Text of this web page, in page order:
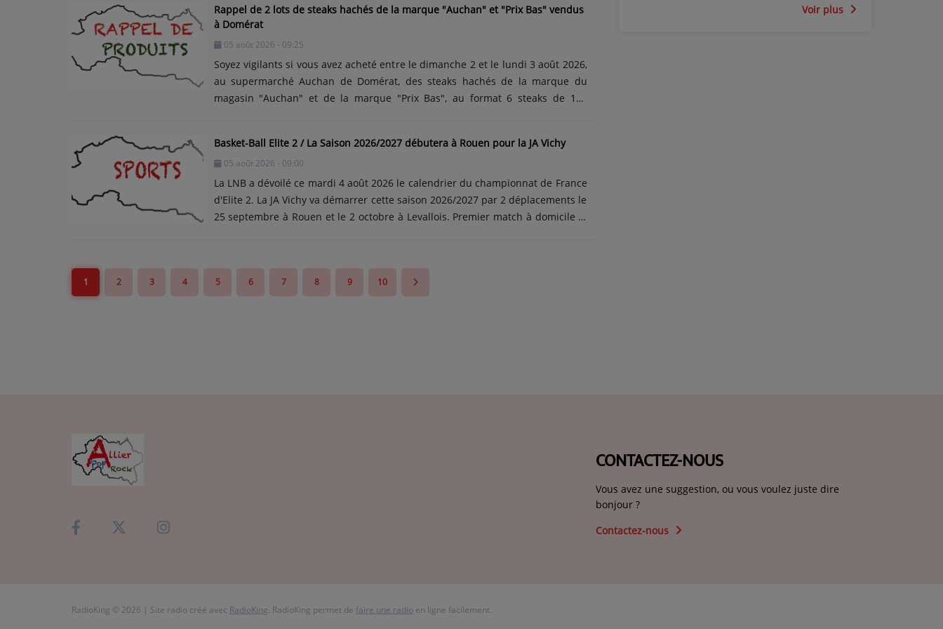
la mise en pot de la confiture avec un risque de retrouver à l'intérieur des bris
de verre, de petite taille. Cela peut entraîner des blessures graves pour les
consommateurs. Si vous avez l'un des lots......
Rappel de 2 lots de steaks hachés de la marque "Auchan" et "Prix Bas" vendus
à Domérat
05 août 2026 - 09:25
Soyez vigilants si vous avez acheté entre le dimanche 2 et le lundi 3 août 2026,
au supermarché Auchan de Domérat, des steaks hachés de la marque du
magasin "Auchan" et de la marque "Prix Bas", au format 6 steaks de 100
qui ont tous les 2, une date limite de consommation fixée au 10 août 2026 et la
marque de salubrité est la suivante : FR 49.323.032 UE. Ce rappel est du à un
défaut de fabrication avec un problème......
Basket-Ball Elite 2 / La Saison 2026/2027 débutera à Rouen pour la JA Vichy
05 août 2026 - 09:00
La LNB a dévoilé ce mardi 4 août 2026 le calendrier du championnat de France
d'Elite 2. La JA Vichy va démarrer cette saison 2026/2027 par 2 déplacements le
25 septembre à Rouen et le 2 octobre à Levallois. Premier match à domicile le
rappel, les Vichyssois ont été éliminés des playoffs en mai dernier par Orléans
1 2 3 4 5 6 7 8 9 10
Voir plus
CONTACTEZ-NOUS
Vous avez une suggestion, ou vous voulez juste dire
bonjour ?
Contactez-nous
RadioKing © 2026 | Site radio créé avec RadioKing. RadioKing permet de faire une radio en ligne facilement.